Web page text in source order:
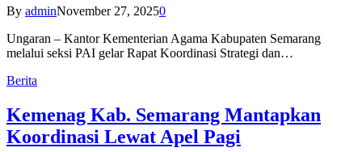
By adminNovember 27, 20250
Ungaran – Kantor Kementerian Agama Kabupaten Semarang
melalui seksi PAI gelar Rapat Koordinasi Strategi dan…
Berita
Kemenag Kab. Semarang Mantapkan
Koordinasi Lewat Apel Pagi